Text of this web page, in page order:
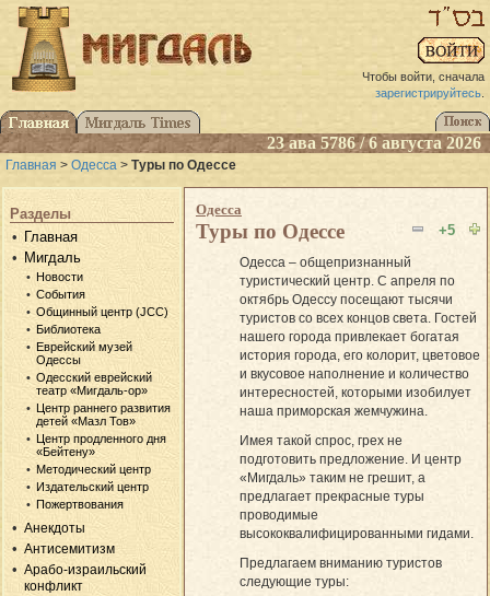
Чтобы войти, сначала
зарегистрируйтесь.
23 ава 5786 / 6 августа 2026
Главная > Одесса > Туры по Одессе
Разделы
Главная
Мигдаль
Новости
События
Общинный центр (JCC)
Библиотека
Еврейский музей
Одессы
Одесский еврейский
театр «Мигдаль-ор»
Центр раннего развития
детей «Мазл Тов»
Центр продленного дня
«Бейтену»
Методический центр
Издательский центр
Пожертвования
Анекдоты
Антисемитизм
Арабо-израильский
конфликт
Одесса
+5
Туры по Одессе
Одесса – общепризнанный
туристический центр. С апреля по
октябрь Одессу посещают тысячи
туристов со всех концов света. Гостей
нашего города привлекает богатая
история города, его колорит, цветовое
и вкусовое наполнение и количество
интересностей, которыми изобилует
наша приморская жемчужина.
Имея такой спрос, грех не
подготовить предложение. И центр
«Мигдаль» таким не грешит, а
предлагает прекрасные туры
проводимые
высококвалифицированными гидами.
Предлагаем вниманию туристов
следующие туры: